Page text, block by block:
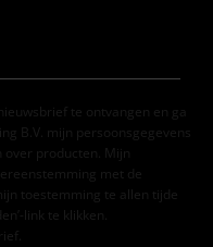
te ontvangen en ga
B.V. mijn persoonsgegevens
producten. Mijn
met de
toestemming te allen tijde
link te klikken.